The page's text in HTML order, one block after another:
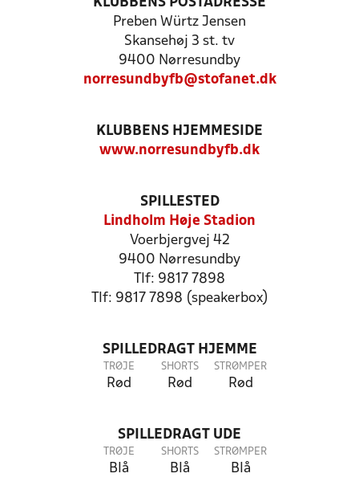
KLUBBENS POSTADRESSE
Preben Würtz Jensen
Skansehøj 3 st. tv
9400 Nørresundby
norresundbyfb@stofanet.dk
KLUBBENS HJEMMESIDE
www.norresundbyfb.dk
SPILLESTED
Lindholm Høje Stadion
Voerbjergvej 42
9400 Nørresundby
Tlf: 9817 7898
Tlf: 9817 7898 (speakerbox)
SPILLEDRAGT HJEMME
TRØJE
Rød
SHORTS
Rød
STRØMPER
Rød
SPILLEDRAGT UDE
TRØJE
Blå
SHORTS
Blå
STRØMPER
Blå